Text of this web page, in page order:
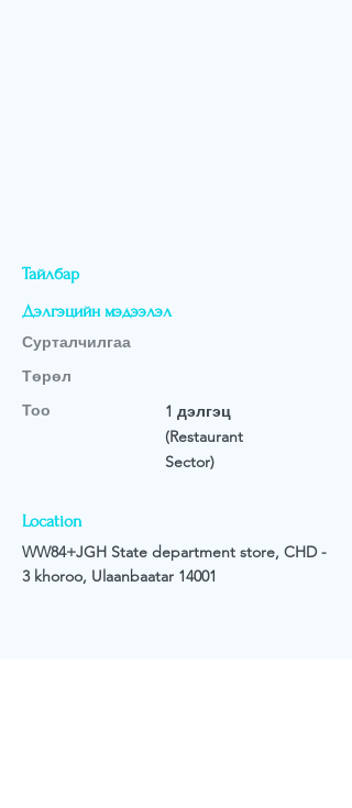
Тайлбар
Дэлгэцийн мэдээлэл
Сурталчилгаа
Төрөл
Тоо
1 дэлгэц
(Restaurant
Sector)
Location
WW84+JGH State department store, CHD -
3 khoroo, Ulaanbaatar 14001